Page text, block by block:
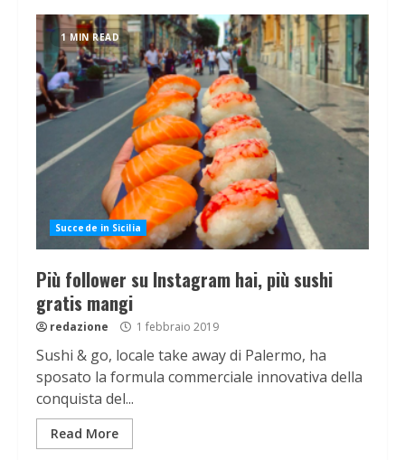
1 MIN READ
Succede in Sicilia
Più follower su Instagram hai, più sushi
gratis mangi
redazione 1 febbraio 2019
Sushi & go, locale take away di Palermo, ha
sposato la formula commerciale innovativa della
conquista del...
Read More